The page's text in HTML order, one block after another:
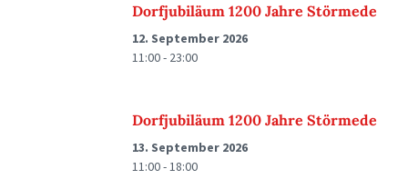
Dorfjubiläum 1200 Jahre Störmede
12. September 2026
11:00 - 23:00
Dorfjubiläum 1200 Jahre Störmede
13. September 2026
11:00 - 18:00